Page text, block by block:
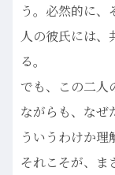
う。必然的に
人の彼氏には、
る。
でも、この二人
ながらも、なぜ
ういうわけか理
それこそが、ま